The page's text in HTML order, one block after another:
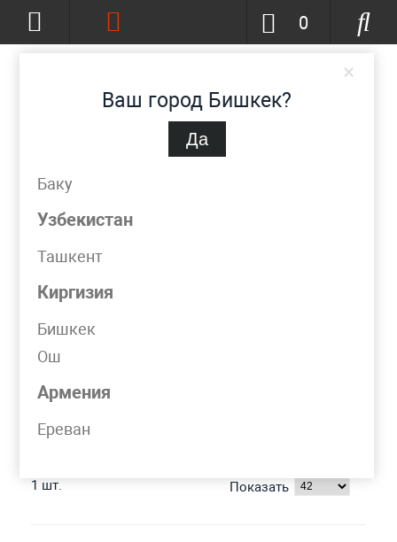
×
Ваш город Бишкек?
Да
Баку
Узбекистан
Ташкент
Киргизия
Бишкек
Ош
Армения
Ереван
0
КАТАЛОГ
1 шт. Показать